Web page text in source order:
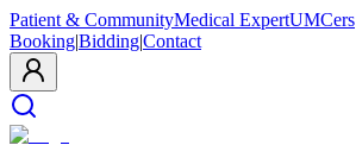
Patient & CommunityMedical ExpertUMCers
Booking|Bidding|Contact